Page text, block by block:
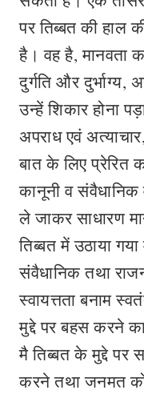
पर तिब्बत की हाल
है। वह है, मानवता
दुर्गति और
उन्हें शिकार होना
अपराध एवं
बात के लिए प्रेरित
कानूनी व
ले जाकर साधारण
तिब्बत में उठाया
संवैधानिक तथा
स्वायत्तता बनाम
मुद्दे पर बहस करने
मै तिब्बत के मुद्दे पर
करने तथा जनमत